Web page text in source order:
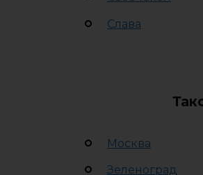
Слава
Москва
Зеленоград